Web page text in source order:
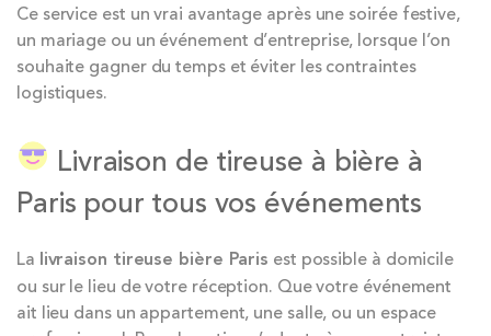
Ce service est un vrai avantage après une soirée festive,
un mariage ou un événement d’entreprise, lorsque l’on
souhaite gagner du temps et éviter les contraintes
logistiques.
Livraison de tireuse à bière à
Paris pour tous vos événements
La livraison tireuse bière Paris est possible à domicile
ou sur le lieu de votre réception. Que votre événement
ait lieu dans un appartement, une salle, ou un espace